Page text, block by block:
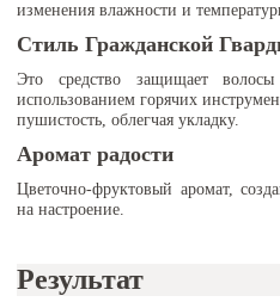
изменения влажности и
Стиль Гражданской
Это средство защищает
использованием горячих
пушистость, облегчая укладку.
Аромат радости
Цветочно-фруктовый аромат,
на настроение.
Результат